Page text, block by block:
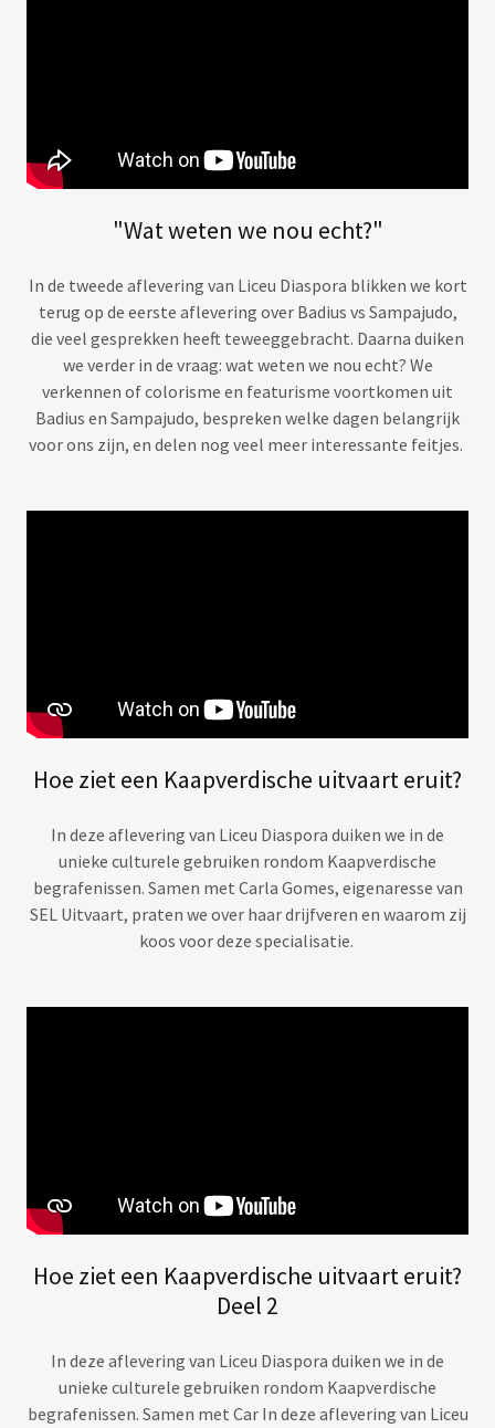
"Wat weten we nou echt?"
In de tweede aflevering van Liceu Diaspora blikken we kort
terug op de eerste aflevering over Badius vs Sampajudo,
die veel gesprekken heeft teweeggebracht. Daarna duiken
we verder in de vraag: wat weten we nou echt? We
verkennen of colorisme en featurisme voortkomen uit
Badius en Sampajudo, bespreken welke dagen belangrijk
voor ons zijn, en delen nog veel meer interessante feitjes.
Hoe ziet een Kaapverdische uitvaart eruit?
In deze aflevering van Liceu Diaspora duiken we in de
unieke culturele gebruiken rondom Kaapverdische
begrafenissen. Samen met Carla Gomes, eigenaresse van
SEL Uitvaart, praten we over haar drijfveren en waarom zij
koos voor deze specialisatie.
Hoe ziet een Kaapverdische uitvaart eruit?
Deel 2
In deze aflevering van Liceu Diaspora duiken we in de
unieke culturele gebruiken rondom Kaapverdische
begrafenissen. Samen met Car In deze aflevering van Liceu